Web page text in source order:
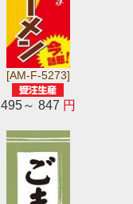
[AM-F-5273]
495～ 847 円